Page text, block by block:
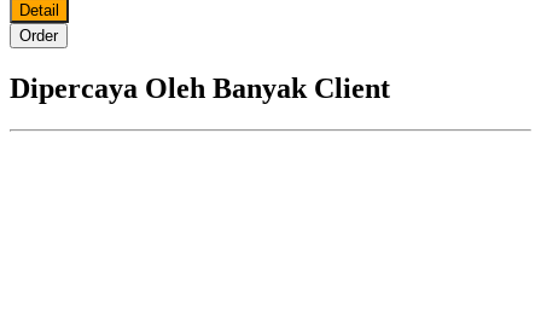
Detail
Order
Dipercaya Oleh Banyak Client